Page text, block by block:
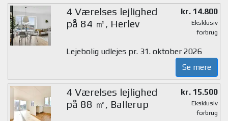
4 Værelses lejlighed
på 84 ㎡, Herlev
kr. 14.800
Eksklusiv
forbrug
Lejebolig udlejes pr. 31. oktober 2026
Se mere
4 Værelses lejlighed
på 88 ㎡, Ballerup
kr. 15.500
Eksklusiv
forbrug